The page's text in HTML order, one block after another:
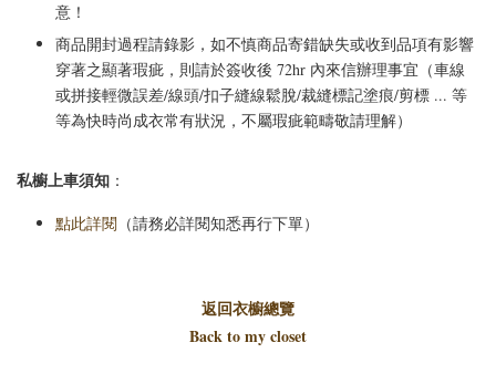
意！
商品開封過程請錄影，如不慎商品寄錯缺失或收到品項有影響
穿著之顯著瑕疵，則請於簽收後 72hr 內來信辦理事宜（車線
或拼接輕微誤差/線頭/扣子縫線鬆脫/裁縫標記塗痕/剪標 ... 等
等為快時尚成衣常有狀況，不屬瑕疵範疇敬請理解）
私櫥上車須知 ：
點此詳閱 （請務必詳閱知悉再行下單）
返回衣櫥總覽
Back to my closet